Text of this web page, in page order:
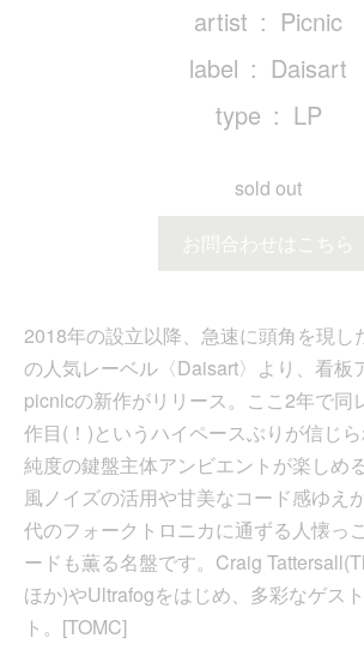
artist
Picnic
label
Daisart
type
LP
sold out
お問合わせはこちら
2018年の設立以降、急速に頭角を現し
の人気レーベル〈Daisart〉より、看板
picnicの新作がリリース。ここ2年で同
作目(！)というハイペースぶりが信じ
純度の鍵盤主体アンビエントが楽しめ
風ノイズの活用や甘美なコード感ゆえ
代のフォークトロニカに通ずる人懐っ
ードも薫る名盤です。Craig
ほか)やUltrafogをはじめ、多彩なゲス
ト。[TOMC]